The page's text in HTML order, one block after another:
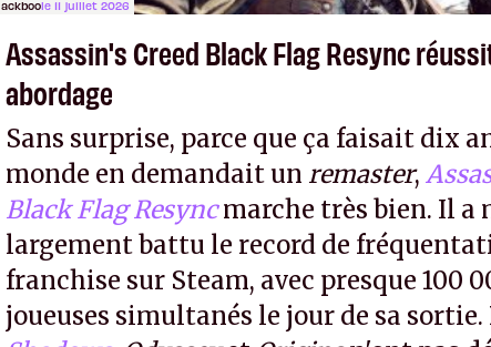
ackboole 11 juillet 2026
Assassin's Creed Black Flag Resync
abordage
Sans surprise, parce que ça faisait dix
monde en demandait un remaster,
Black Flag Resyncmarche très bien. Il a
largement battu le record de
franchise sur Steam, avec presque 100
joueuses simultanés le jour de sa sortie.